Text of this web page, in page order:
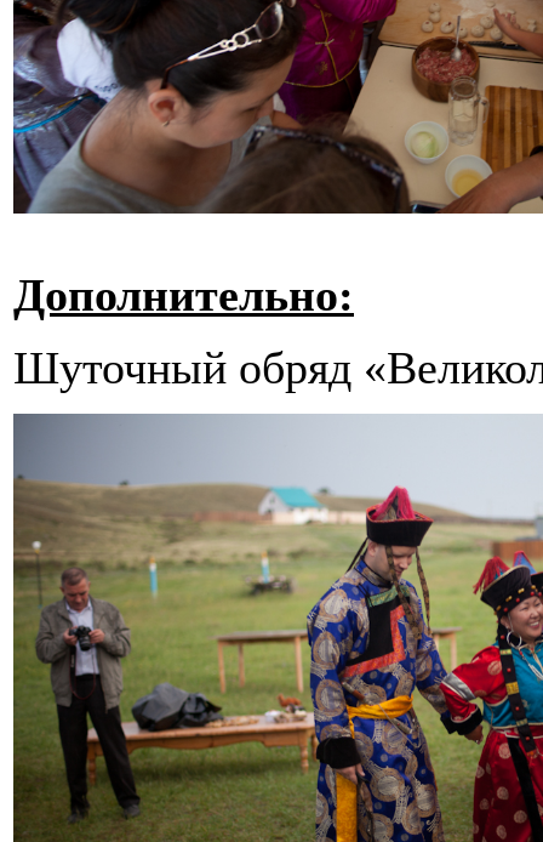
Дополнительно:
Шуточный обряд